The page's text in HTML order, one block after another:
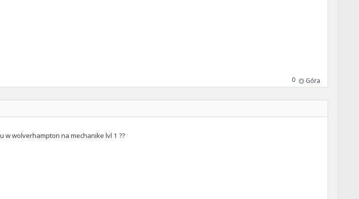
Góra
0
w wolverhampton na mechanike lvl 1 ??